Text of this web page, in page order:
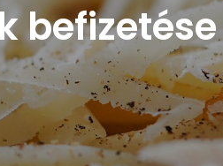
befizetése